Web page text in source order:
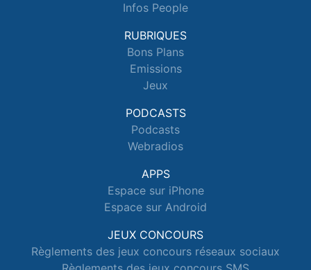
Infos People
RUBRIQUES
Bons Plans
Emissions
Jeux
PODCASTS
Podcasts
Webradios
APPS
Espace sur iPhone
Espace sur Android
JEUX CONCOURS
Règlements des jeux concours réseaux sociaux